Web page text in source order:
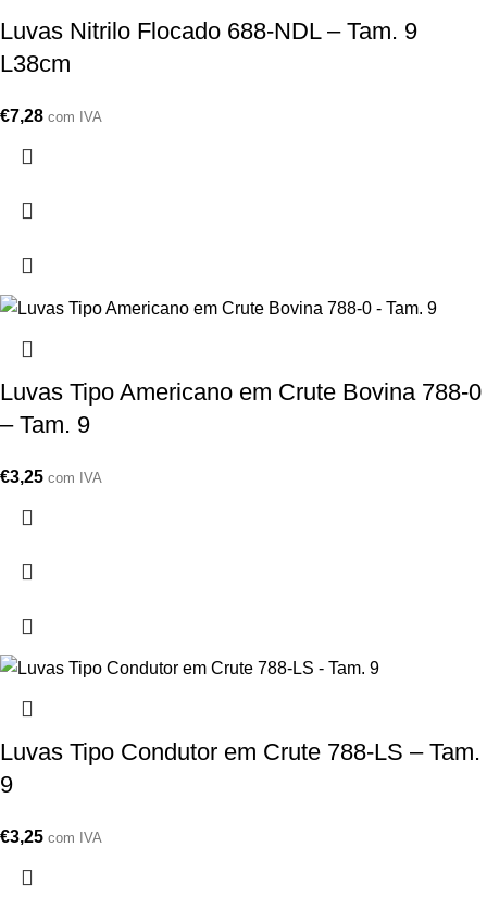
Luvas Nitrilo Flocado 688-NDL – Tam. 9
L38cm
€7,28 com IVA
Luvas Tipo Americano em Crute Bovina 788-0
– Tam. 9
€3,25 com IVA
Luvas Tipo Condutor em Crute 788-LS – Tam.
9
€3,25 com IVA